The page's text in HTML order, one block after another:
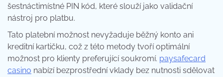
šestnáctimístné PIN kód, které slouží jako validační
nástroj pro platbu.
Tato platební možnost nevyžaduje běžný konto ani
kreditní kartičku, což z této metody tvoří optimální
možnost pro klienty preferující soukromí. paysafecard
casino nabízí bezprostřední vklady bez nutnosti sdělovat